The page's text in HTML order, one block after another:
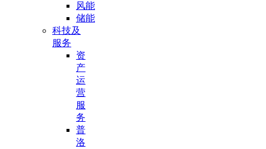
风能
储能
科技及
服务
资
产
运
营
服
务
普
洛